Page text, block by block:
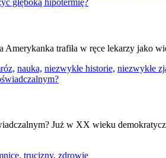
Amerykanka trafiła w ręce lekarzy jako
nauka, niezwykłe historie, niezwykłe
Już w XX wieku
trucizny, zdrowie